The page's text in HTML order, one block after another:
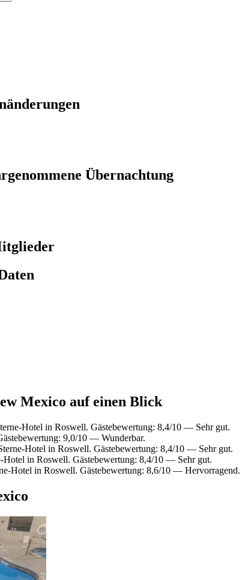
Übernachtung
Mexico auf einen Blick
Hotel in Roswell. Gästebewertung: 8,4/10 — Sehr gut.
9,0/10 — Wunderbar.
Hotel in Roswell. Gästebewertung: 8,4/10 — Sehr gut.
in Roswell. Gästebewertung: 8,4/10 — Sehr gut.
Hotel in Roswell. Gästebewertung: 8,6/10 — Hervorragend.